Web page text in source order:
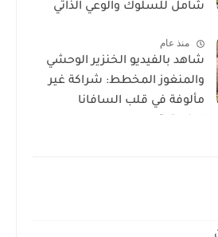
شامل للسلوك والوعي الذاتي
منذ عام
شاهد بالفيديو الخنزير الوحشي
والمنغوز المخطط: شراكة غير
مألوفة في قلب السافانا